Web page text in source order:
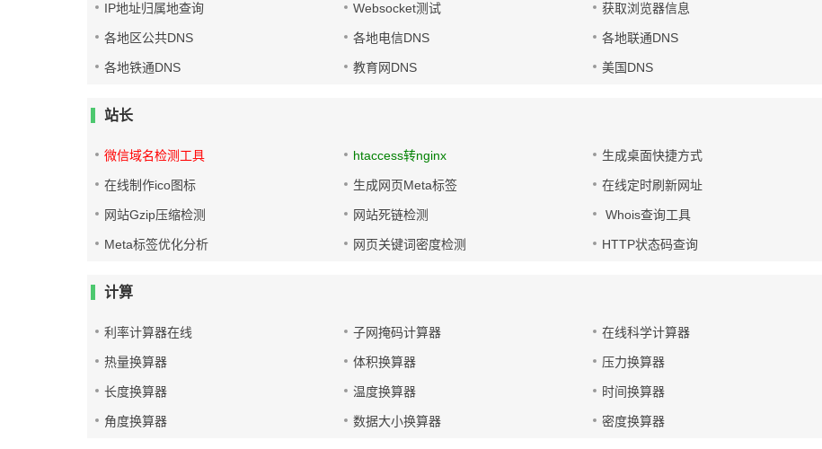
IP地址归属地查询 Websocket测试 获取浏览器信息
各地区公共DNS 各地电信DNS 各地联通DNS
各地铁通DNS 教育网DNS 美国DNS
站长
微信域名检测工具 htaccess转nginx 生成桌面快捷方式
在线制作ico图标 生成网页Meta标签 在线定时刷新网址
网站Gzip压缩检测 网站死链检测 Whois查询工具
Meta标签优化分析 网页关键词密度检测 HTTP状态码查询
计算
利率计算器在线 子网掩码计算器 在线科学计算器
热量换算器 体积换算器 压力换算器
长度换算器 温度换算器 时间换算器
角度换算器 数据大小换算器 密度换算器